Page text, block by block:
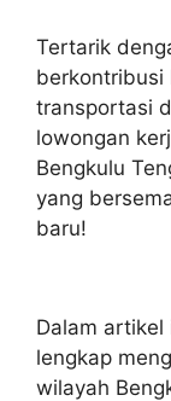
Tertarik
berkontribusi
transportasi
lowongan
Bengkulu
yang
baru!
Dalam
lengkap
wilayah